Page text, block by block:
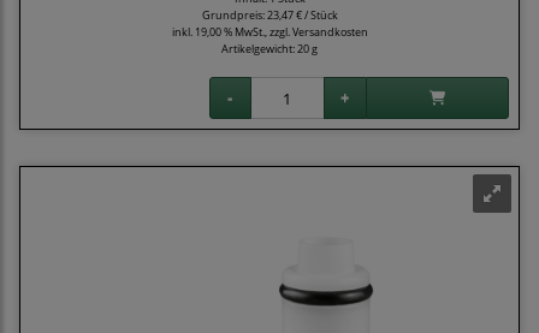
Grundpreis:23,47 € / Stück
inkl. 19,00 % MwSt., zzgl.Versandkosten
Artikelgewicht: 20 g